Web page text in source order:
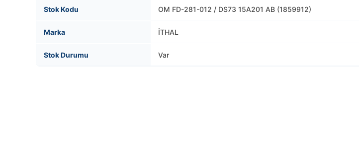
Stok Kodu OM FD-281-012 / DS73 15A201 AB (1859912)
Marka İTHAL
Stok Durumu Var